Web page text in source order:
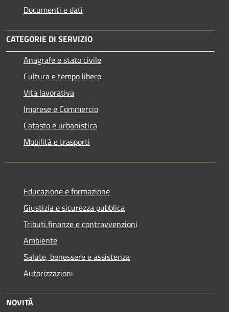
Documenti e dati
CATEGORIE DI SERVIZIO
Anagrafe e stato civile
Cultura e tempo libero
Vita lavorativa
Imprese e Commercio
Catasto e urbanistica
Mobilità e trasporti
Educazione e formazione
Giustizia e sicurezza pubblica
Tributi,finanze e contravvenzioni
Ambiente
Salute, benessere e assistenza
Autorizzazioni
NOVITÀ